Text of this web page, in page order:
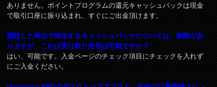
ありません。ポイントプログラムの還元キャッシュバックは現金
で取引口座に振り込まれ、すぐにご出金頂けます。
開設した時点で発生するキャッシュバックについては、制限があ
りますが、これは受け取り拒否は可能ですか？
はい、可能です。入金ページのチェック項目にチェックを入れず
にご入金ください。